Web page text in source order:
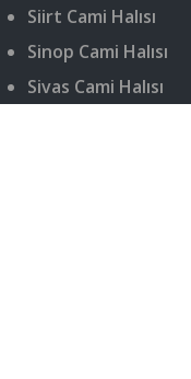
Siirt Cami Halısı
Sinop Cami Halısı
Sivas Cami Halısı